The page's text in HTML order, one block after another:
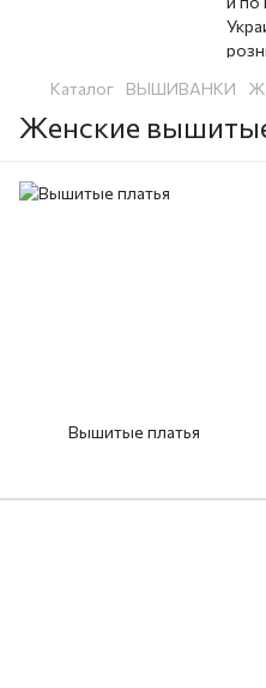
Каталог ВЫШИВАНКИ
Женские
Вышитые платья